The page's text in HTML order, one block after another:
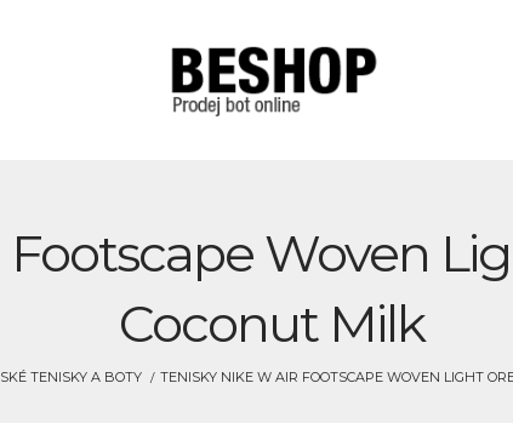
Footscape Woven
Coconut Milk
TENISKY A BOTY TENISKY NIKE W AIR FOOTSCAPE WOVEN LIGHT